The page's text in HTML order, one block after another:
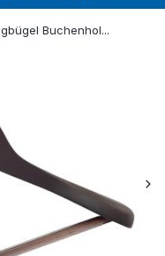
Buchenhol...